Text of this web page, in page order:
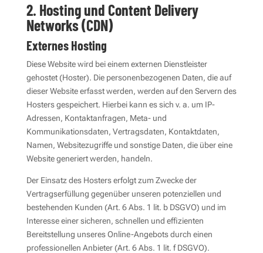
2. Hosting und Content Delivery
Networks (CDN)
Externes Hosting
Diese Website wird bei einem externen Dienstleister
gehostet (Hoster). Die personenbezogenen Daten, die auf
dieser Website erfasst werden, werden auf den Servern des
Hosters gespeichert. Hierbei kann es sich v. a. um IP-
Adressen, Kontaktanfragen, Meta- und
Kommunikationsdaten, Vertragsdaten, Kontaktdaten,
Namen, Websitezugriffe und sonstige Daten, die über eine
Website generiert werden, handeln.
Der Einsatz des Hosters erfolgt zum Zwecke der
Vertragserfüllung gegenüber unseren potenziellen und
bestehenden Kunden (Art. 6 Abs. 1 lit. b DSGVO) und im
Interesse einer sicheren, schnellen und effizienten
Bereitstellung unseres Online-Angebots durch einen
professionellen Anbieter (Art. 6 Abs. 1 lit. f DSGVO).